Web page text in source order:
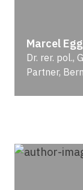
Marcel
Dr. rer. pol.,
Partner, Bern